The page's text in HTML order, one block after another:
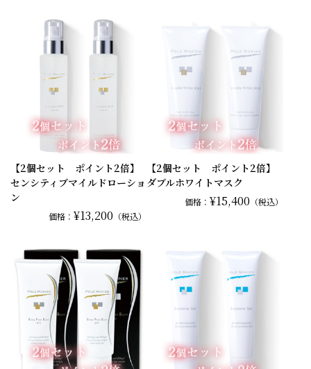
【2個セット ポイント2倍】
センシティブマイルドローショ
ン
価格：¥13,200 （税込）
【2個セット ポイント2倍】
ダブルホワイトマスク
価格： ¥15,400 （税込）